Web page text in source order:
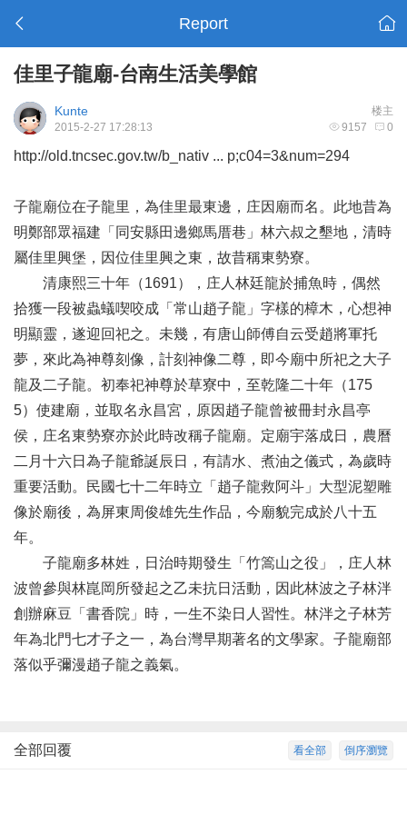
Report
佳里子龍廟-台南生活美學館
楼主
Kunte
9157 0
2015-2-27 17:28:13
http://old.tncsec.gov.tw/b_nativ ... p;c04=3&num=294
子龍廟位在子龍里，為佳里最東邊，庄因廟而名。此地昔為
明鄭部眾福建「同安縣田邊鄉馬厝巷」林六叔之墾地，清時
屬佳里興堡，因位佳里興之東，故昔稱東勢寮。
清康熙三十年（1691），庄人林廷龍於捕魚時，偶然
拾獲一段被蟲蟻喫咬成「常山趙子龍」字樣的樟木，心想神
明顯靈，遂迎回祀之。未幾，有唐山師傅自云受趙將軍托
夢，來此為神尊刻像，計刻神像二尊，即今廟中所祀之大子
龍及二子龍。初奉祀神尊於草寮中，至乾隆二十年（175
5）使建廟，並取名永昌宮，原因趙子龍曾被冊封永昌亭
侯，庄名東勢寮亦於此時改稱子龍廟。定廟宇落成日，農曆
二月十六日為子龍爺誕辰日，有請水、煮油之儀式，為歲時
重要活動。民國七十二年時立「趙子龍救阿斗」大型泥塑雕
像於廟後，為屏東周俊雄先生作品，今廟貌完成於八十五
年。
子龍廟多林姓，日治時期發生「竹篙山之役」，庄人林
波曾參與林崑岡所發起之乙未抗日活動，因此林波之子林泮
創辦麻豆「書香院」時，一生不染日人習性。林泮之子林芳
年為北門七才子之一，為台灣早期著名的文學家。子龍廟部
落似乎彌漫趙子龍之義氣。
倒序瀏覽
看全部
全部回覆